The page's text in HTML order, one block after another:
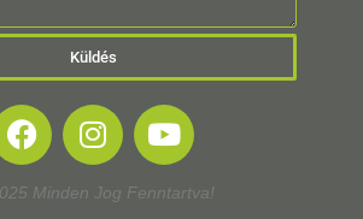
Küldés
Minden Jog Fenntartva!